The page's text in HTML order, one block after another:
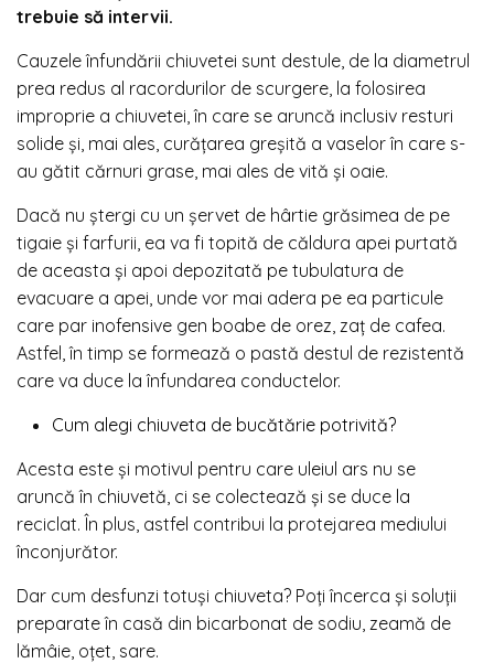
trebuie să intervii.
Cauzele înfundării chiuvetei sunt destule, de la diametrul
prea redus al racordurilor de scurgere, la folosirea
improprie a chiuvetei, în care se aruncă inclusiv resturi
solide și, mai ales, curățarea greșită a vaselor în care s-
au gătit cărnuri grase, mai ales de vită și oaie.
Dacă nu ștergi cu un șervet de hârtie grăsimea de pe
tigaie și farfurii, ea va fi topită de căldura apei purtată
de aceasta și apoi depozitată pe tubulatura de
evacuare a apei, unde vor mai adera pe ea particule
care par inofensive gen boabe de orez, zaț de cafea.
Astfel, în timp se formează o pastă destul de rezistentă
care va duce la înfundarea conductelor.
Cum alegi chiuveta de bucătărie potrivită?
Acesta este și motivul pentru care uleiul ars nu se
aruncă în chiuvetă, ci se colectează și se duce la
reciclat. În plus, astfel contribui la protejarea mediului
înconjurător.
Dar cum desfunzi totuși chiuveta? Poți încerca și soluții
preparate în casă din bicarbonat de sodiu, zeamă de
lămâie, oțet, sare.